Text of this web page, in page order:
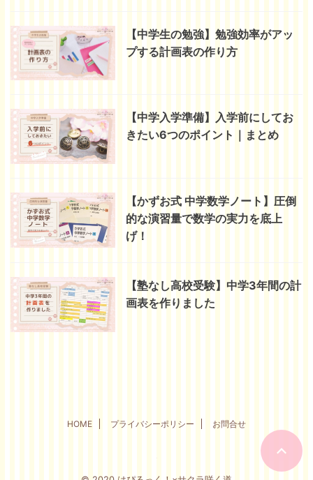
【中学生の勉強】勉強効率がアッ
プする計画表の作り方
【中学入学準備】入学前にしてお
きたい6つのポイント｜まとめ
【かずお式 中学数学ノート】圧倒
的な演習量で数学の実力を底上
げ！
【塾なし高校受験】中学3年間の計
画表を作りました
HOME プライバシーポリシー お問合せ